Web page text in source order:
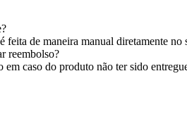
feita de maneira manual diretamente
reembolso?
caso do produto não ter sido